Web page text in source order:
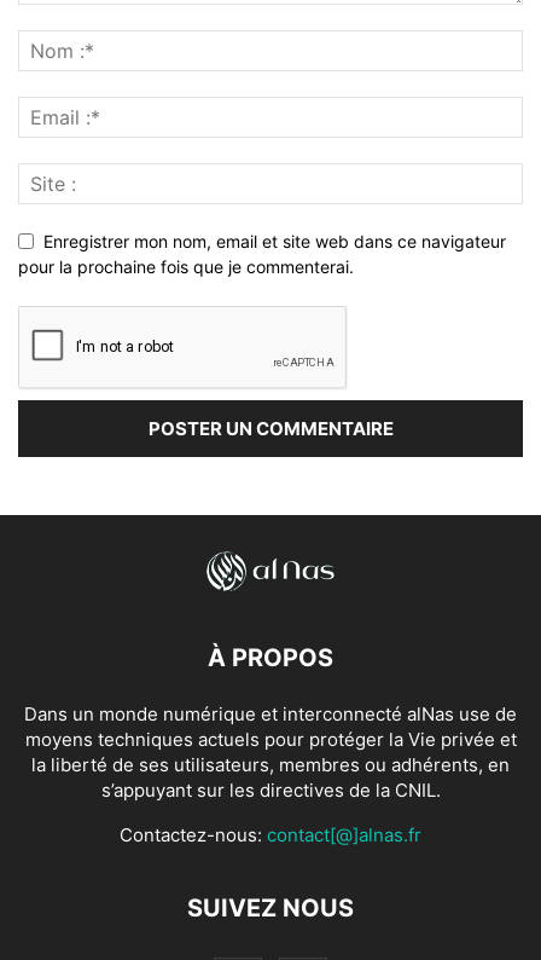
Enregistrer mon nom, email et site web dans ce navigateur
pour la prochaine fois que je commenterai.
À PROPOS
Dans un monde numérique et interconnecté alNas use de
moyens techniques actuels pour protéger la Vie privée et
la liberté de ses utilisateurs, membres ou adhérents, en
s’appuyant sur les directives de la CNIL.
Contactez-nous: contact[@]alnas.fr
SUIVEZ NOUS